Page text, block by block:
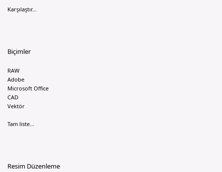
Karşılaştır...
Biçimler
RAW
Adobe
Microsoft Office
CAD
Vektör
Tam liste...
Resim Düzenleme